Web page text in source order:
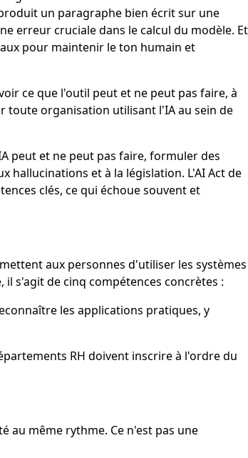
un paragraphe bien écrit sur une
erreur cruciale dans le calcul du modèle. Et
pour maintenir le ton humain et
ce que l'outil peut et ne peut pas faire, à
toute organisation utilisant l'IA au sein de
peut et ne peut pas faire, formuler des
hallucinations et à la législation. L'AI Act de
clés, ce qui échoue souvent et
aux personnes d'utiliser les systèmes
s'agit de cinq compétences concrètes :
les applications pratiques, y
RH doivent inscrire à l'ordre du
au même rythme. Ce n'est pas une